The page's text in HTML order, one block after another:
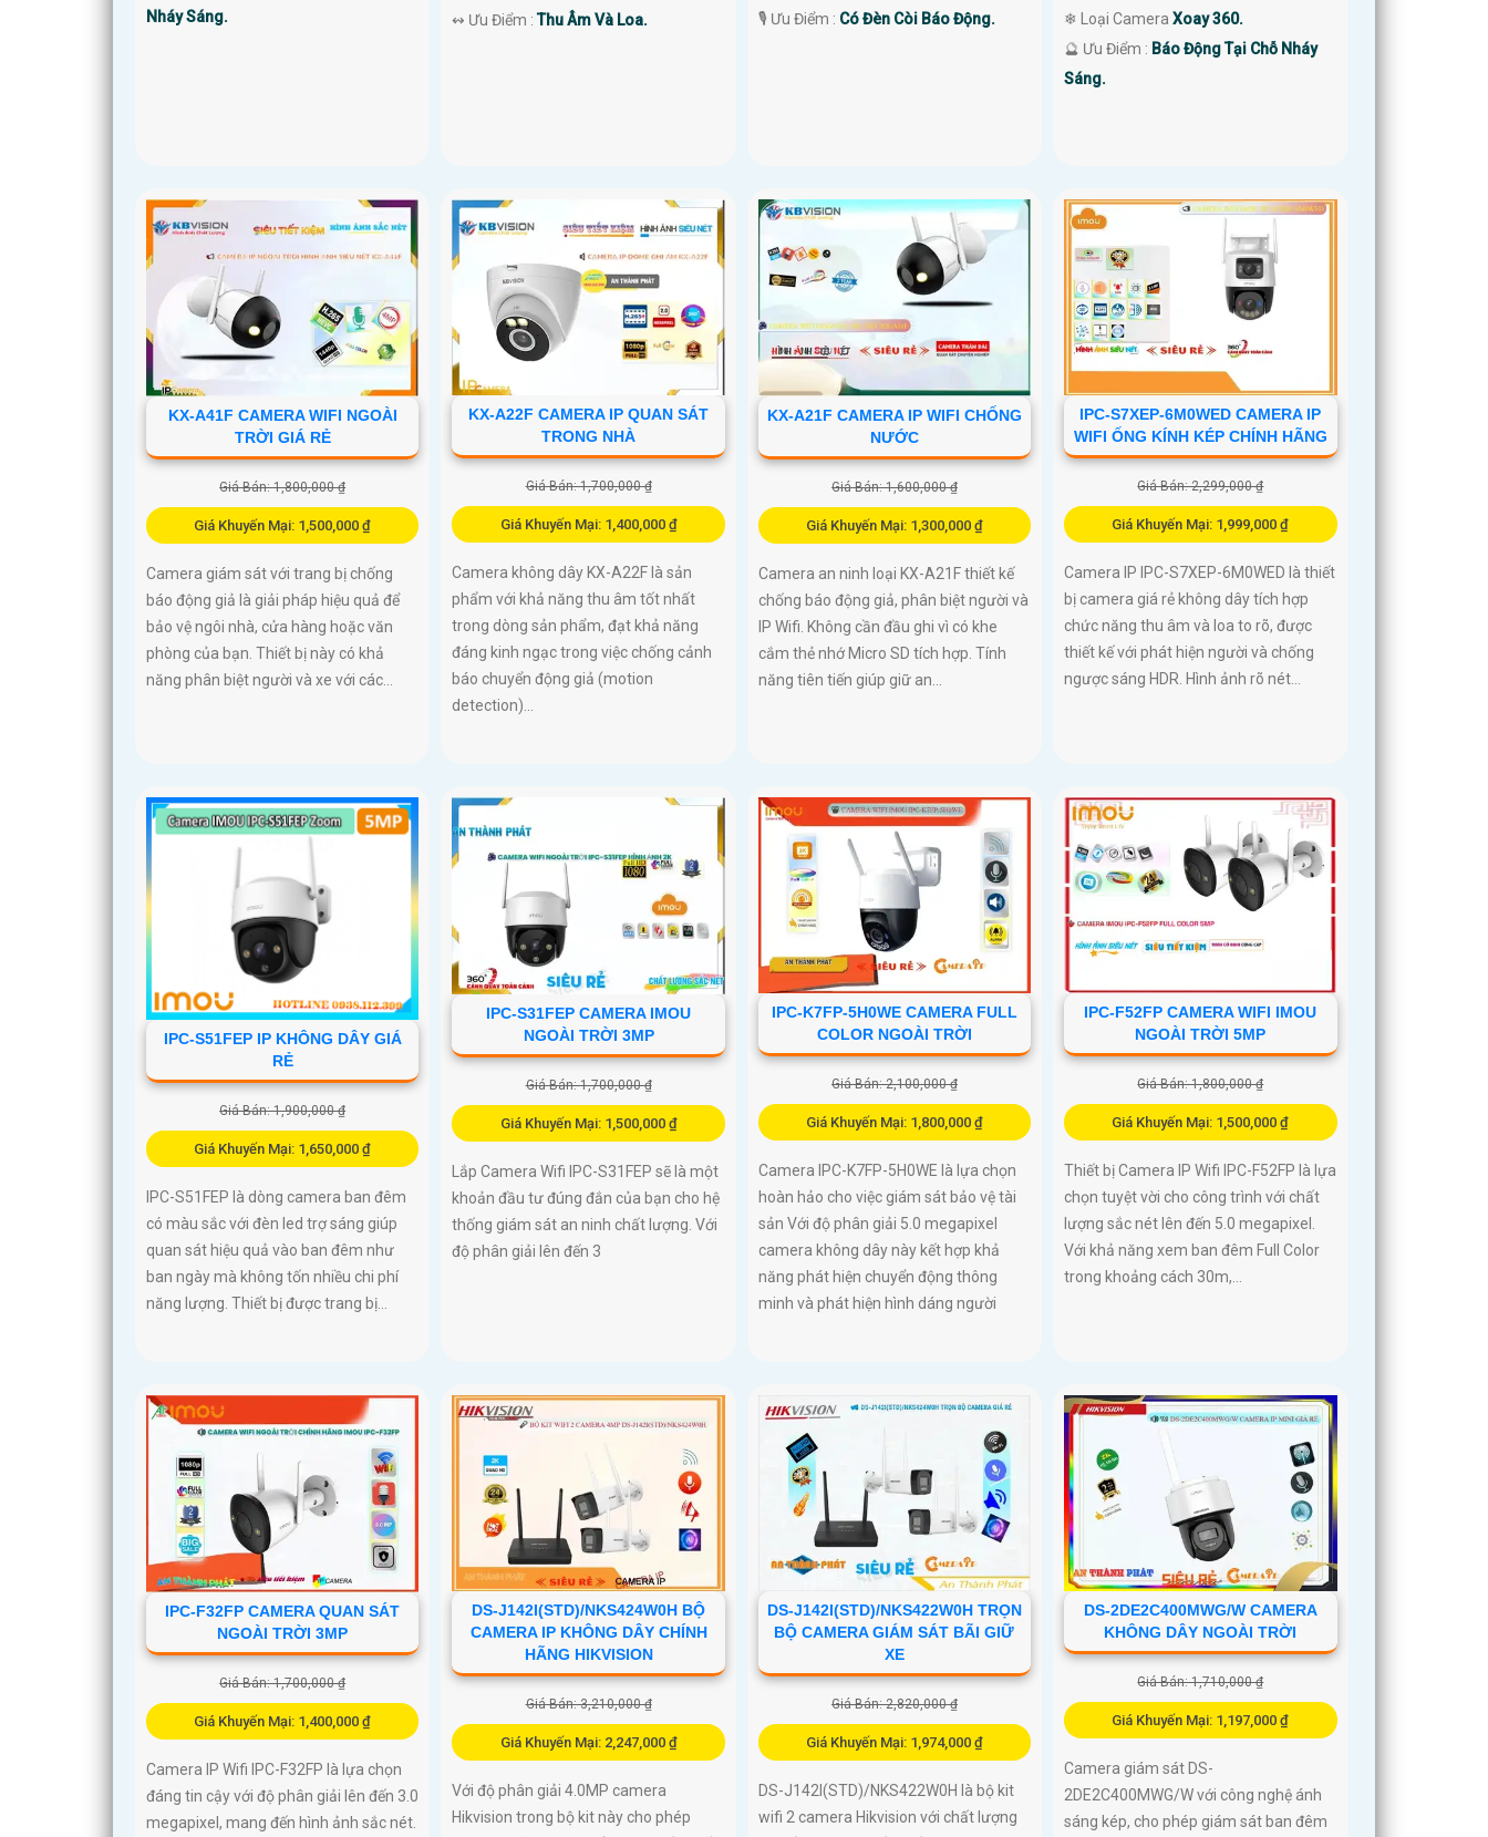
Nháy Sáng.
️↭ Ưu Điểm :Thu Âm Và Loa.
️🎙 Ưu Điểm : Có Đèn Còi Báo Động.
❄ Loại CameraXoay 360.
️🔮 Ưu Điểm : Báo Động Tại Chỗ Nháy
Sáng.
KX-A41F CAMERA WIFI NGOÀI
TRỜI GIÁ RẺ
Giá Bán: 1,800,000 ₫
Giá Khuyến Mại: 1,500,000 ₫
Camera giám sát với trang bị chống
báo động giả là giải pháp hiệu quả để
bảo vệ ngôi nhà, cửa hàng hoặc văn
phòng của bạn. Thiết bị này có khả
năng phân biệt người và xe với các...
KX-A22F CAMERA IP QUAN SÁT
TRONG NHÀ
Giá Bán: 1,700,000 ₫
Giá Khuyến Mại: 1,400,000 ₫
Camera không dây KX-A22F là sản
phẩm với khả năng thu âm tốt nhất
trong dòng sản phẩm, đạt khả năng
đáng kinh ngạc trong việc chống cảnh
báo chuyển động giả (motion
detection)...
KX-A21F CAMERA IP WIFI CHỐNG
NƯỚC
Giá Bán: 1,600,000 ₫
Giá Khuyến Mại: 1,300,000 ₫
Camera an ninh loại KX-A21F thiết kế
chống báo động giả, phân biệt người và
IP Wifi. Không cần đầu ghi vì có khe
cắm thẻ nhớ Micro SD tích hợp. Tính
năng tiên tiến giúp giữ an...
IPC-S7XEP-6M0WED CAMERA IP
WIFI ỐNG KÍNH KÉP CHÍNH HÃNG
Giá Bán: 2,299,000 ₫
Giá Khuyến Mại: 1,999,000 ₫
Camera IP IPC-S7XEP-6M0WED là thiết
bị camera giá rẻ không dây tích hợp
chức năng thu âm và loa to rõ, được
thiết kế với phát hiện người và chống
ngược sáng HDR. Hình ảnh rõ nét...
IPC-S51FEP IP KHÔNG DÂY GIÁ
RẺ
Giá Bán: 1,900,000 ₫
Giá Khuyến Mại: 1,650,000 ₫
IPC-S51FEP là dòng camera ban đêm
có màu sắc với đèn led trợ sáng giúp
quan sát hiệu quả vào ban đêm như
ban ngày mà không tốn nhiều chi phí
năng lượng. Thiết bị được trang bị...
IPC-S31FEP CAMERA IMOU
NGOÀI TRỜI 3MP
Giá Bán: 1,700,000 ₫
Giá Khuyến Mại: 1,500,000 ₫
Lắp Camera Wifi IPC-S31FEP sẽ là một
khoản đầu tư đúng đắn của bạn cho hệ
thống giám sát an ninh chất lượng. Với
độ phân giải lên đến 3
IPC-K7FP-5H0WE CAMERA FULL
COLOR NGOÀI TRỜI
Giá Bán: 2,100,000 ₫
Giá Khuyến Mại: 1,800,000 ₫
Camera IPC-K7FP-5H0WE là lựa chọn
hoàn hảo cho việc giám sát bảo vệ tài
sản Với độ phân giải 5.0 megapixel
camera không dây này kết hợp khả
năng phát hiện chuyển động thông
minh và phát hiện hình dáng người
IPC-F52FP CAMERA WIFI IMOU
NGOÀI TRỜI 5MP
Giá Bán: 1,800,000 ₫
Giá Khuyến Mại: 1,500,000 ₫
Thiết bị Camera IP Wifi IPC-F52FP là lựa
chọn tuyệt vời cho công trình với chất
lượng sắc nét lên đến 5.0 megapixel.
Với khả năng xem ban đêm Full Color
trong khoảng cách 30m,...
IPC-F32FP CAMERA QUAN SÁT
NGOÀI TRỜI 3MP
Giá Bán: 1,700,000 ₫
Giá Khuyến Mại: 1,400,000 ₫
Camera IP Wifi IPC-F32FP là lựa chọn
đáng tin cậy với độ phân giải lên đến 3.0
megapixel, mang đến hình ảnh sắc nét.
DS-J142I(STD)/NKS424W0H BỘ
CAMERA IP KHÔNG DÂY CHÍNH
HÃNG HIKVISION
Giá Bán: 3,210,000 ₫
Giá Khuyến Mại: 2,247,000 ₫
Với độ phân giải 4.0MP camera
Hikvision trong bộ kit này cho phép
DS-J142I(STD)/NKS422W0H TRỌN
BỘ CAMERA GIÁM SÁT BÃI GIỮ
XE
Giá Bán: 2,820,000 ₫
Giá Khuyến Mại: 1,974,000 ₫
DS-J142I(STD)/NKS422W0H là bộ kit
wifi 2 camera Hikvision với chất lượng
DS-2DE2C400MWG/W CAMERA
KHÔNG DÂY NGOÀI TRỜI
Giá Bán: 1,710,000 ₫
Giá Khuyến Mại: 1,197,000 ₫
Camera giám sát DS-
2DE2C400MWG/W với công nghệ ánh
sáng kép, cho phép giám sát ban đêm